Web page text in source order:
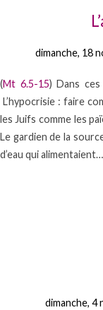
dimanche, 18
(Mt 6.5-15) Dans
L’hypocrisie : faire
les Juifs comme les
Le gardien de la
d’eau qui alimentaient…
dimanche, 4